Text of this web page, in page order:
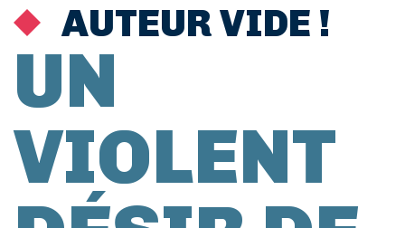
AUTEUR VIDE !
UN
VIOLENT